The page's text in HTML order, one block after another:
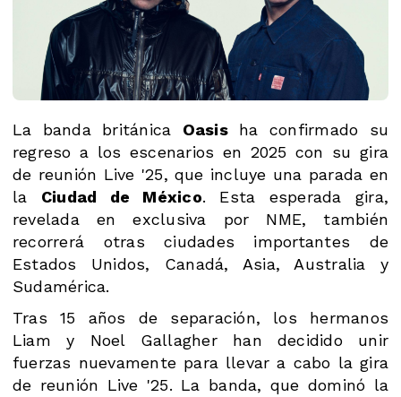
La banda británica Oasisha confirmado su
regreso a los escenarios en 2025 con su gira
de reunión Live '25, que incluye una parada en
la Ciudad de México. Esta esperada gira,
revelada en exclusiva por NME, también
recorrerá otras ciudades importantes de
Estados Unidos, Canadá, Asia, Australia y
Sudamérica.
Tras 15 años de separación, los hermanos
Liam y Noel Gallagher han decidido unir
fuerzas nuevamente para llevar a cabo la gira
de reunión Live '25. La banda, que dominó la